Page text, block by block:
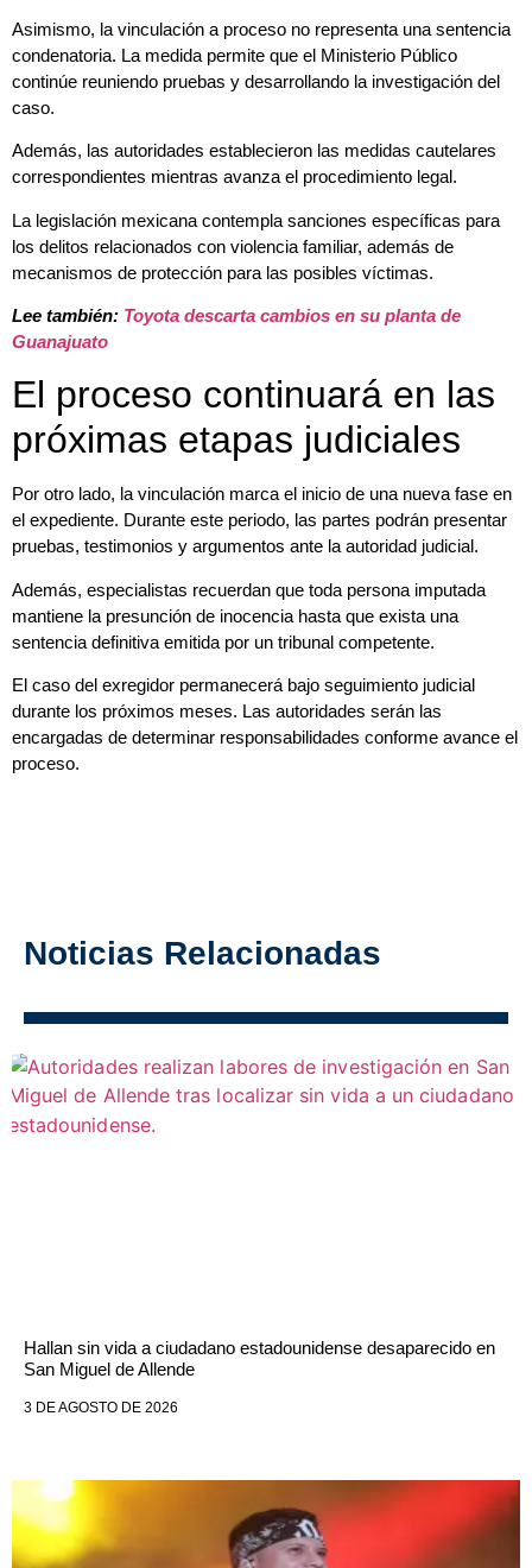
Asimismo, la vinculación a proceso no representa una sentencia
condenatoria. La medida permite que el Ministerio Público
continúe reuniendo pruebas y desarrollando la investigación del
caso.
Además, las autoridades establecieron las medidas cautelares
correspondientes mientras avanza el procedimiento legal.
La legislación mexicana contempla sanciones específicas para
los delitos relacionados con violencia familiar, además de
mecanismos de protección para las posibles víctimas.
Lee también: Toyota descarta cambios en su planta de
Guanajuato
El proceso continuará en las
próximas etapas judiciales
Por otro lado, la vinculación marca el inicio de una nueva fase en
el expediente. Durante este periodo, las partes podrán presentar
pruebas, testimonios y argumentos ante la autoridad judicial.
Además, especialistas recuerdan que toda persona imputada
mantiene la presunción de inocencia hasta que exista una
sentencia definitiva emitida por un tribunal competente.
El caso del exregidor permanecerá bajo seguimiento judicial
durante los próximos meses. Las autoridades serán las
encargadas de determinar responsabilidades conforme avance el
proceso.
Noticias Relacionadas
Hallan sin vida a ciudadano estadounidense desaparecido en
San Miguel de Allende
3 DE AGOSTO DE 2026